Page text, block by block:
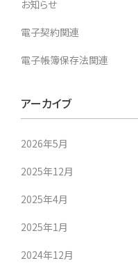
お知らせ
電子契約関連
電子帳簿保存法関連
アーカイブ
2026年5月
2025年12月
2025年4月
2025年1月
2024年12月